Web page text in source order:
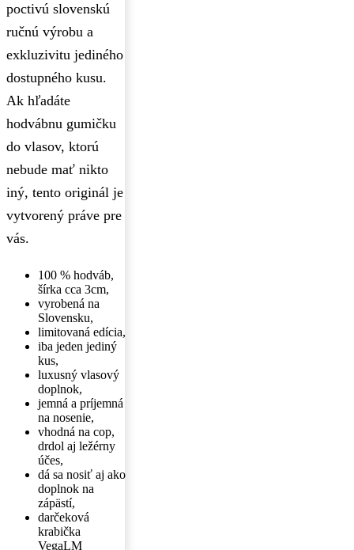
poctivú slovenskú
ručnú výrobu a
exkluzivitu jediného
dostupného kusu.
Ak hľadáte
hodvábnu gumičku
do vlasov, ktorú
nebude mať nikto
iný, tento originál je
vytvorený práve pre
vás.
100 % hodváb,
šírka cca 3cm,
vyrobená na
Slovensku,
limitovaná edícia,
iba jeden jediný
kus,
luxusný vlasový
doplnok,
jemná a príjemná
na nosenie,
vhodná na cop,
drdol aj ležérny
účes,
dá sa nosiť aj ako
doplnok na
zápästí,
darčeková
krabička
VegaLM